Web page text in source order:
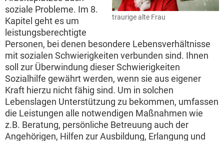
traurige alte Frau
soziale Probleme. Im 8.
Kapitel geht es um
leistungsberechtigte
Personen, bei denen besondere Lebensverhältnisse
mit sozialen Schwierigkeiten verbunden sind. Ihnen
soll zur Überwindung dieser Schwierigkeiten
Sozialhilfe gewährt werden, wenn sie aus eigener
Kraft hierzu nicht fähig sind. Um in solchen
Lebenslagen Unterstützung zu bekommen, umfassen
die Leistungen alle notwendigen Maßnahmen wie
z.B. Beratung, persönliche Betreuung auch der
Angehörigen, Hilfen zur Ausbildung, Erlangung und